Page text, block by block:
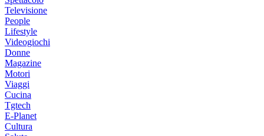
Televisione
People
Lifestyle
Videogiochi
Donne
Magazine
Motori
Viaggi
Cucina
Tgtech
E-Planet
Cultura